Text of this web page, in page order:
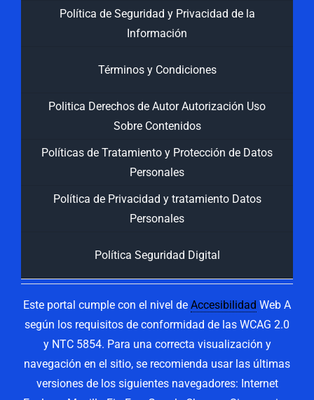
Política de Seguridad y Privacidad de la
Información
Términos y Condiciones
Politica Derechos de Autor Autorización Uso
Sobre Contenidos
Políticas de Tratamiento y Protección de Datos
Personales
Política de Privacidad y tratamiento Datos
Personales
Política Seguridad Digital
Este portal cumple con el nivel de Accesibilidad Web A
según los requisitos de conformidad de las WCAG 2.0
y NTC 5854. Para una correcta visualización y
navegación en el sitio, se recomienda usar las últimas
versiones de los siguientes navegadores: Internet